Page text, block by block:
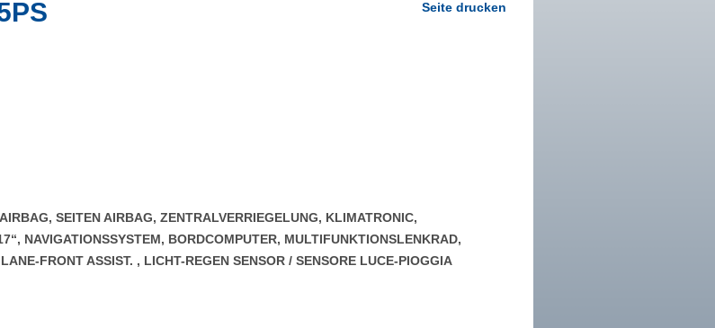
Seite drucken
SEITEN AIRBAG, ZENTRALVERRIEGELUNG, KLIMATRONIC,
NAVIGATIONSSYSTEM, BORDCOMPUTER, MULTIFUNKTIONSLENKRAD,
FRONT ASSIST. , LICHT-REGEN SENSOR / SENSORE LUCE-PIOGGIA